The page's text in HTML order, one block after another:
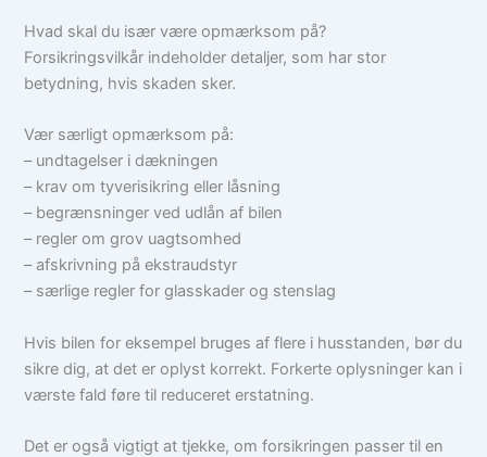
Hvad skal du især være opmærksom på?
Forsikringsvilkår indeholder detaljer, som har stor
betydning, hvis skaden sker.
Vær særligt opmærksom på:
– undtagelser i dækningen
– krav om tyverisikring eller låsning
– begrænsninger ved udlån af bilen
– regler om grov uagtsomhed
– afskrivning på ekstraudstyr
– særlige regler for glasskader og stenslag
Hvis bilen for eksempel bruges af flere i husstanden, bør du
sikre dig, at det er oplyst korrekt. Forkerte oplysninger kan i
værste fald føre til reduceret erstatning.
Det er også vigtigt at tjekke, om forsikringen passer til en